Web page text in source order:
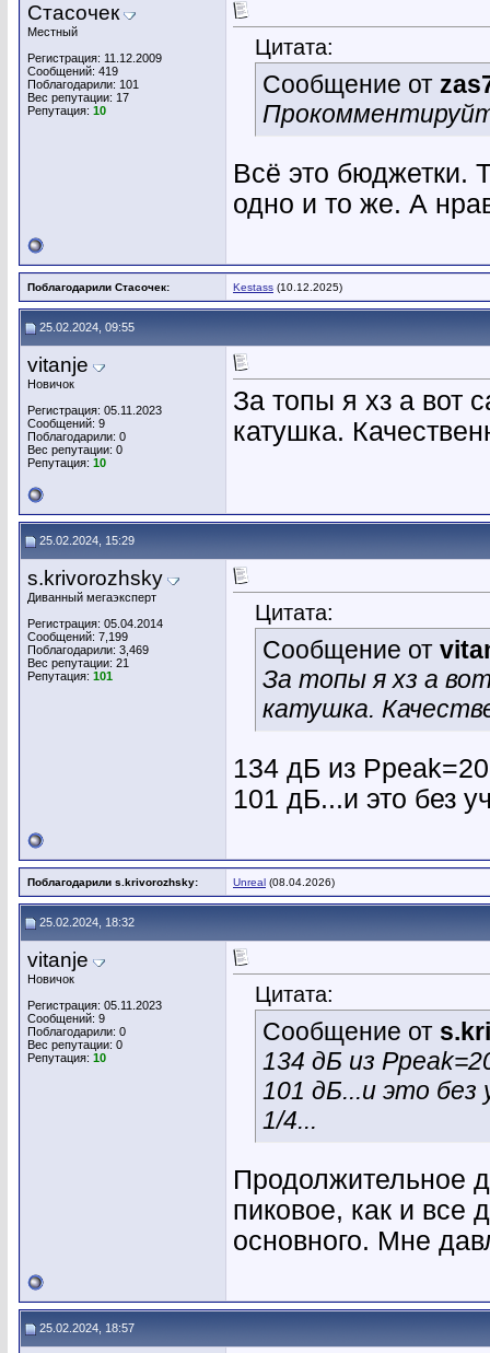
Стасочек
Местный
Регистрация: 11.12.2009
Сообщений: 419
Поблагодарили: 101
Вес репутации: 17
Репутация: 10
Цитата:
Сообщение от
Всё это бюджетки.
одно и то же. А
Поблагодарили Стасочек: Kestass (10.12.2025)
25.02.2024, 09:55
vitanje
Новичок
Регистрация: 05.11.2023
Сообщений: 9
Поблагодарили: 0
Вес репутации: 0
Репутация: 10
За топы я хз а вот
катушка.
25.02.2024, 15:29
s.krivorozhsky
Диванный мегаэксперт
Регистрация: 05.04.2014
Сообщений: 7,199
Поблагодарили: 3,469
Вес репутации: 21
Репутация: 101
Цитата:
Сообщение от
За топы я хз а
катушка.
134 дБ из
101 дБ...и это без
Поблагодарили s.krivorozhsky: Unreal (08.04.2026)
25.02.2024, 18:32
vitanje
Новичок
Регистрация: 05.11.2023
Сообщений: 9
Поблагодарили: 0
Вес репутации: 0
Репутация: 10
Цитата:
Сообщение от
134 дБ из
101 дБ...и это
1/4...
Продолжительное
пиковое, как и все
основного. Мне
25.02.2024, 18:57